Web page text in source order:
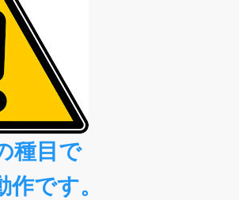
種目で
です。